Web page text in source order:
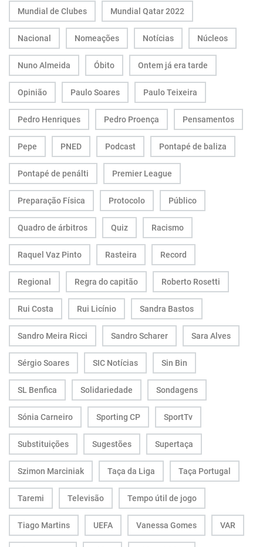
Mundial de Clubes Mundial Qatar 2022
Nacional Nomeações Notícias Núcleos
Nuno Almeida Óbito Ontem já era tarde
Opinião Paulo Soares Paulo Teixeira
Pedro Henriques Pedro Proença Pensamentos
Pepe PNED Podcast Pontapé de baliza
Pontapé de penálti Premier League
Preparação Física Protocolo Público
Quadro de árbitros Quiz Racismo
Raquel Vaz Pinto Rasteira Record
Regional Regra do capitão Roberto Rosetti
Rui Costa Rui Licínio Sandra Bastos
Sandro Meira Ricci Sandro Scharer Sara Alves
Sérgio Soares SIC Notícias Sin Bin
SL Benfica Solidariedade Sondagens
Sónia Carneiro Sporting CP SportTv
Substituições Sugestões Supertaça
Szimon Marciniak Taça da Liga Taça Portugal
Taremi Televisão Tempo útil de jogo
Tiago Martins UEFA Vanessa Gomes VAR